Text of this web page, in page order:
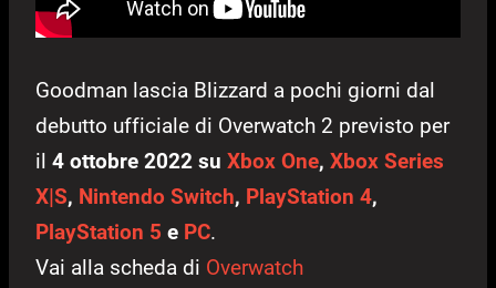
Goodman lascia Blizzard a pochi giorni dal
debutto ufficiale di Overwatch 2 previsto per
il 4 ottobre 2022 su Xbox One, Xbox Series
X|S, Nintendo Switch, PlayStation 4,
PlayStation 5 e PC.
Vai alla scheda di Overwatch